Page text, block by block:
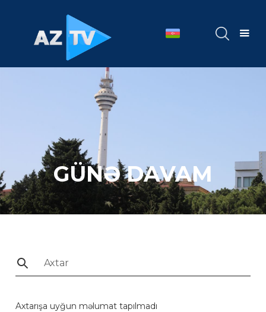
GÜNƏ DAVAM
Axtarışa uyğun məlumat tapılmadı